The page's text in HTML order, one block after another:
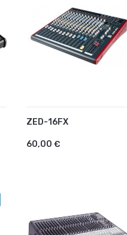
ZED-16FX
60,00 €
AJOUTER AU PANIER